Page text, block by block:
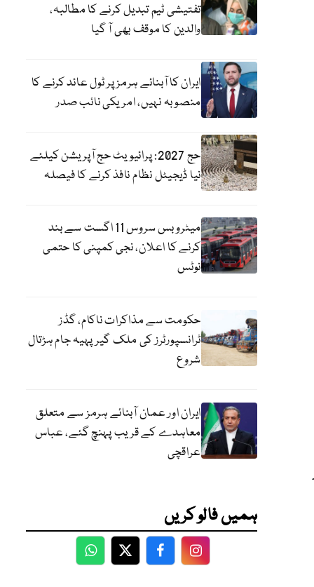
تفتیشی ٹیم تبدیل کرنے کا مطالبہ،
والدین کا موقف بھی آ گیا
ایران کا آبنائے ہرمز پر ٹول عائد کرنے کا
منصوبہ نہیں، امریکی نائب صدر
حج 2027: پرائیویٹ حج آپریشن کیلئے
نیا ڈیجیٹل نظام نافذ کرنے کا فیصلہ
میٹرو بس سروس 11 اگست سے بند
کرنے کا اعلان، نجی کمپنی کا حتمی
نوٹس
حکومت سے مذاکرات ناکام، گڈز
ٹرانسپورٹرز کی ملک گیر پہیہ جام ہڑتال
شروع
ایران اور عمان آبنائے ہرمز سے متعلق
معاہدے کے قریب پہنچ گئے، عباس
عراقچی
ہمیں فالو کریں
WhatsApp
TwitterFacebookFacebook